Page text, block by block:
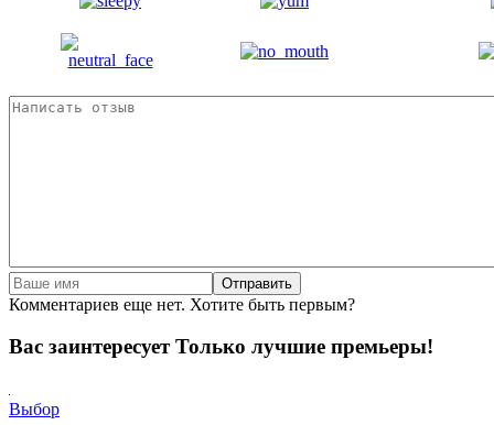
Отправить
Комментариев еще нет. Хотите быть первым?
Вас заинтересуетТолько лучшие премьеры!
Выбор